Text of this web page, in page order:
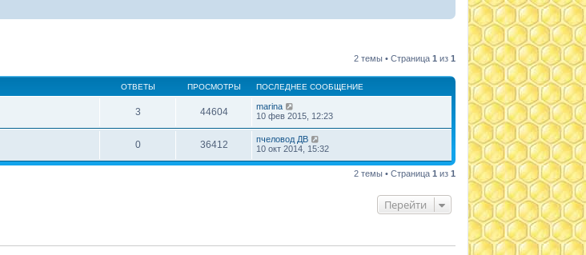
2 темы • Страница 1 из 1
ОТВЕТЫ ПРОСМОТРЫ ПОСЛЕДНЕЕ СООБЩЕНИЕ
3 44604
marina
10 фев 2015, 12:23
0 36412
пчеловод ДВ
10 окт 2014, 15:32
2 темы • Страница 1 из 1
Перейти